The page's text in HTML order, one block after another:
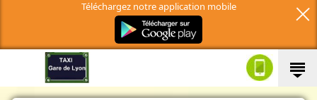
Téléchargez notre application mobile